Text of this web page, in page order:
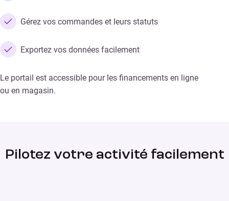
Gérez vos commandes et leurs statuts
Exportez vos données facilement
Le portail est accessible pour les financements en ligne
ou en magasin.
Pilotez votre activité facilement